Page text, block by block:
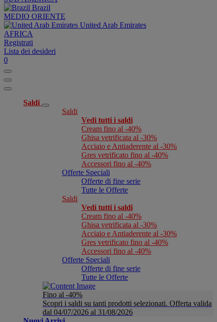
Brazil
MEDIO ORIENTE
United Arab Emirates
AFRICA
Registrati
Lista dei desideri
0
Saldi
Saldi
Vedi tutti i saldi
Cream fino al -40%
Ghisa vetrificata al -30%
Acciaio e Antiaderente al -30%
Gres vetrificato fino al -40%
Accessori fino al -40%
Offerte Speciali
Offerte di fine serie
Tutte le Offerte
Saldi
Vedi tutti i saldi
Cream fino al -40%
Ghisa vetrificata al -30%
Acciaio e Antiaderente al -30%
Gres vetrificato fino al -40%
Accessori fino al -40%
Offerte Speciali
Offerte di fine serie
Tutte le Offerte
Fino al -40%
Scopri i saldi su tanti prodotti selezionati. Offerta valida
dal 04/07/2026 al 31/08/2026